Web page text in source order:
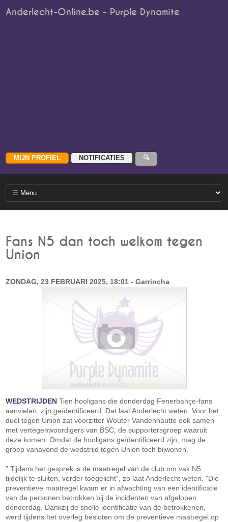
Anderlecht-Online.be - Purple Dynamite
Fans N5 dan toch welkom tegen
Union
ZONDAG, 23 FEBRUARI 2025, 18:01 - Garrincha
WEDSTRIJDEN Tien hooligans die donderdag Fenerbahçe-fans
aanvielen, zijn geïdentificeerd. Dat laat Anderlecht weten. Voor het
duel tegen Union zat voorzitter Wouter Vandenhautte ook samen
met vertegenwoordigers van BSC, de supportersgroep waaruit
deze komen. Omdat de hooligans geïdentificeerd zijn, mag de
groep vanavond de wedstrijd tegen Union toch bijwonen.
" Tijdens het gesprek is de maatregel van de club om vak N5
tijdelijk te sluiten, verder toegelicht", zo laat Anderlecht weten. "Die
preventieve maatregel kwam er in afwachting van een identificatie
van de personen betrokken bij de incidenten van afgelopen
donderdag. Dankzij de snelle identificatie van de betrokkenen,
werd tijdens het overleg besloten om de preventieve maatregel op